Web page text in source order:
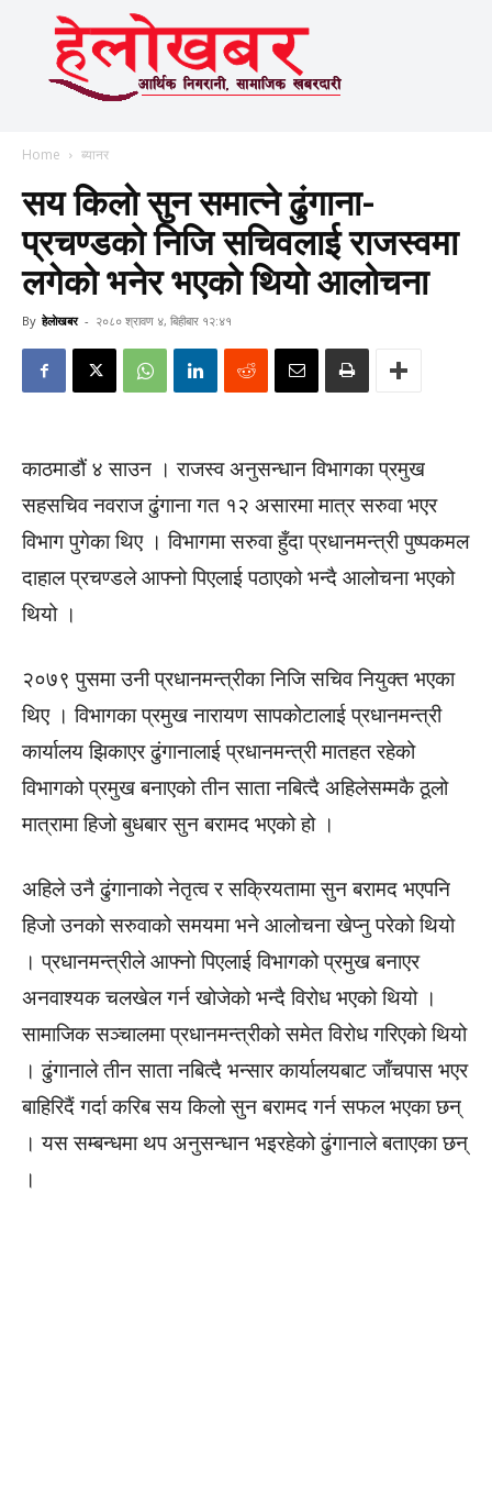
Home ब्यानर
सय किलाे सुन समात्ने ढुंगाना-
प्रचण्डको निजि सचिवलाई राजस्वमा
लगेको भनेर भएको थियो आलोचना
By हेलाेखबर - २०८० श्रावण ४, बिहीबार १२:४१
काठमाडौं ४ साउन । राजस्व अनुसन्धान विभागका प्रमुख
सहसचिव नवराज ढुंगाना गत १२ असारमा मात्र सरुवा भएर
विभाग पुगेका थिए । विभागमा सरुवा हुँदा प्रधानमन्त्री पुष्पकमल
दाहाल प्रचण्डले आफ्नो पिएलाई पठाएको भन्दै आलोचना भएको
थियो ।
२०७९ पुसमा उनी प्रधानमन्त्रीका निजि सचिव नियुक्त भएका
थिए । विभागका प्रमुख नारायण सापकोटालाई प्रधानमन्त्री
कार्यालय झिकाएर ढुंगानालाई प्रधानमन्त्री मातहत रहेको
विभागको प्रमुख बनाएको तीन साता नबित्दै अहिलेसम्मकै ठूलो
मात्रामा हिजो बुधबार सुन बरामद भएको हो ।
अहिले उनै ढुंगानाको नेतृत्व र सक्रियतामा सुन बरामद भएपनि
हिजो उनको सरुवाको समयमा भने आलोचना खेप्नु परेको थियो
। प्रधानमन्त्रीले आफ्नो पिएलाई विभागको प्रमुख बनाएर
अनवाश्यक चलखेल गर्न खोजेको भन्दै विरोध भएको थियो ।
सामाजिक सञ्चालमा प्रधानमन्त्रीको समेत विरोध गरिएको थियो
। ढुंगानाले तीन साता नबित्दै भन्सार कार्यालयबाट जाँचपास भएर
बाहिरिदैं गर्दा करिब सय किलो सुन बरामद गर्न सफल भएका छन्
। यस सम्बन्धमा थप अनुसन्धान भइरहेको ढुंगानाले बताएका छन्
।